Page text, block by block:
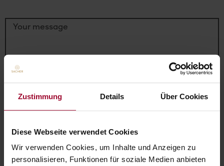
Zustimmung Details Über Cookies
Diese Webseite verwendet Cookies
Wir verwenden Cookies, um Inhalte und Anzeigen zu
personalisieren, Funktionen für soziale Medien anbieten
Your message